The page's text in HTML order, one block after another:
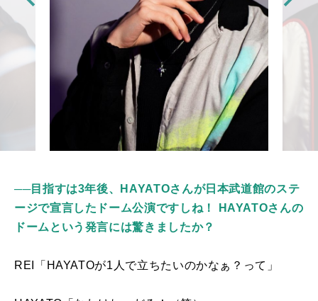
──目指すは3年後、HAYATOさんが日本武道館のステ
ージで宣言したドーム公演ですしね！ HAYATOさんの
ドームという発言には驚きましたか？
REI「 HAYATOが1 人で立ちたいのかなぁ？って」